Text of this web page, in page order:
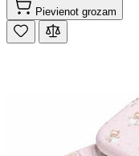
Pievienot grozam